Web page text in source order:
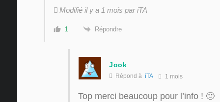
Modifié il y a 1 mois par iTA
1 Répondre
Jook
Répond à iTA 1 mois
Top merci beaucoup pour l’info ! 🙂